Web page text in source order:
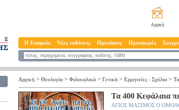
Αρχική
Η Εταιρεία Νέες εκδόσεις Προτάσεις Προσφορές
Αρχική > Θεολογία > Φιλοκαλικά > Γενικά > Ερμηνείες - Σχόλια >
Τα 400 Κεφάλαια
ΑΓΙΟΣ ΜΑΞΙΜΟΣ Ο